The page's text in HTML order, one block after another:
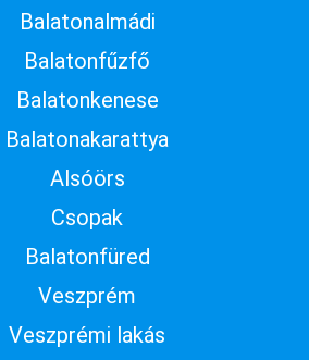
Balatonalmádi
Balatonfűzfő
Balatonkenese
Balatonakarattya
Alsóörs
Csopak
Balatonfüred
Veszprém
Veszprémi lakás